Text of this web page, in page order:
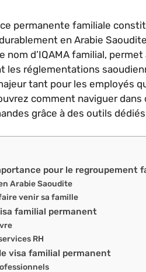
permanente familiale
en Arabie
nom d’IQAMA familial,
réglementations
tant pour les employés
comment naviguer
grâce à des outils dédiés
pour le regroupement
Arabie Saoudite
venir sa famille
familial permanent
RH
visa familial permanent